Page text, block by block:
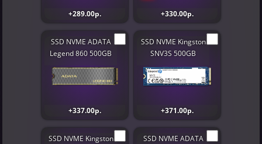
+289.00р. +330.00р.
SSD NVME ADATA
Legend 860 500GB
+337.00р.
SSD NVME Kingston
SNV3S 500GB
+371.00р.
SSD NVME Kingston
SSD NVME ADATA